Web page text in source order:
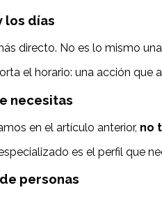
los días
directo. No es lo mismo
el horario: una acción que
necesitas
en el artículo anterior, no
es el perfil que
personas